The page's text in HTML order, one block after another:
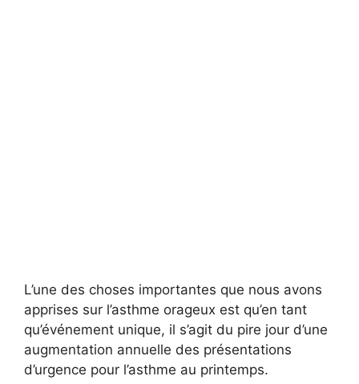
L’une des choses importantes que nous avons
apprises sur l’asthme orageux est qu’en tant
qu’événement unique, il s’agit du pire jour d’une
augmentation annuelle des présentations
d’urgence pour l’asthme au printemps.